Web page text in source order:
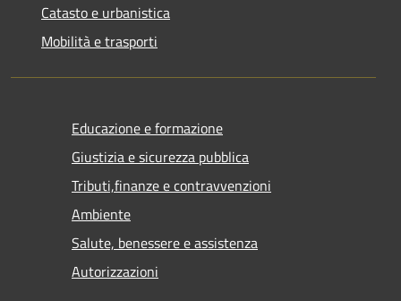
Catasto e urbanistica
Mobilità e trasporti
Educazione e formazione
Giustizia e sicurezza pubblica
Tributi,finanze e contravvenzioni
Ambiente
Salute, benessere e assistenza
Autorizzazioni